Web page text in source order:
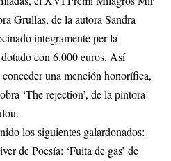
Grullas, de la autora Sandra
íntegramente per la
con 6.000 euros. Así
una mención honorífica,
‘The rejection’, de la pintora
los siguientes galardonados:
de Poesía: ‘Fuita de gas’ de